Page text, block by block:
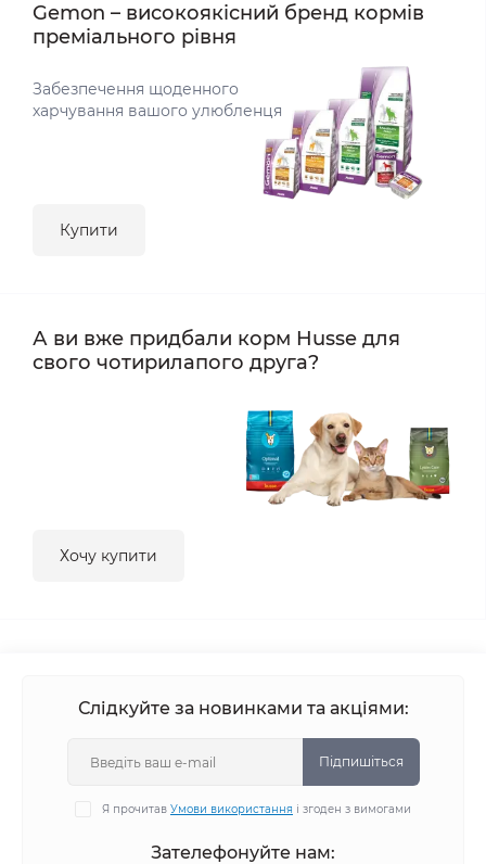
Gemon – високоякісний бренд кормів
преміального рівня
Забезпечення щоденного
харчування вашого улюбленця
Купити
А ви вже придбали корм Husse для
свого чотирилапого друга?
Хочу купити
Слідкуйте за новинками та акціями:
Підпишіться
Я прочитав Умови використання і згоден з вимогами
Зателефонуйте нам: